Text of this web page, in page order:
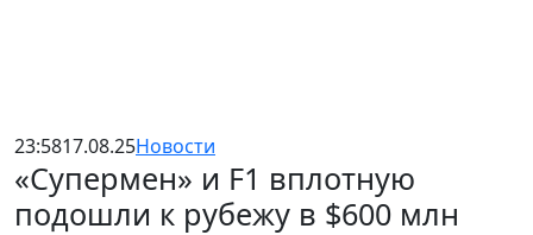
23:5817.08.25Новости
«Супермен» и F1 вплотную
подошли к рубежу в $600 млн